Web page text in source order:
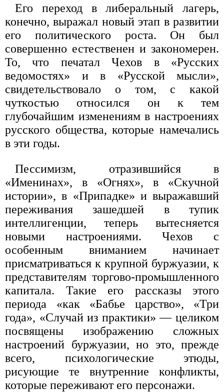
Его переход в либеральный лагерь,
конечно, выражал новый этап в развитии
его политического роста. Он был
совершенно естественен и закономерен.
То, что печатал Чехов в «Русских
ведомостях» и в «Русской мысли»,
свидетельствовало о том, с какой
чуткостью относился он к тем
глубочайшим изменениям в настроениях
русского общества, которые намечались
в эти годы.
Пессимизм, отразившийся в
«Именинах», в «Огнях», в «Скучной
истории», в «Припадке» и выражавший
переживания зашедшей в тупик
интеллигенции, теперь вытесняется
новыми настроениями. Чехов с
особенным вниманием начинает
присматриваться к крупной буржуазии, к
представителям торгово-промышленного
капитала. Такие его рассказы этого
периода «как «Бабье царство», «Три
года», «Случай из практики» — целиком
посвящены изображению сложных
настроений буржуазии, но это, прежде
всего, психологические этюды,
рисующие те внутренние конфликты,
которые переживают его персонажи.